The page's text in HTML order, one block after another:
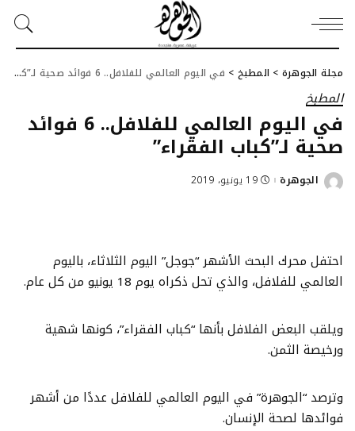
مجلة الجوهرة > المطبخ > في اليوم العالمي للفلافل.. 6 فوائد صحية لـ”كباب الفقراء”
المطبخ
في اليوم العالمي للفلافل.. 6 فوائد
صحية لـ”كباب الفقراء”
Posted
الجوهرة 19 يونيو، 2019
احتفل محرك البحث الأشهر “جوجل” اليوم الثلاثاء، باليوم
العالمي للفلافل، والذي تحل ذكراه يوم 18 يونيو من كل عام.
ويلقب البعض الفلافل بأنها “كباب الفقراء”، كونها شهية
ورخيصة الثمن.
وترصد “الجوهرة” في اليوم العالمي للفلافل عددًا من أشهر
فوائدها لصحة الإنسان.